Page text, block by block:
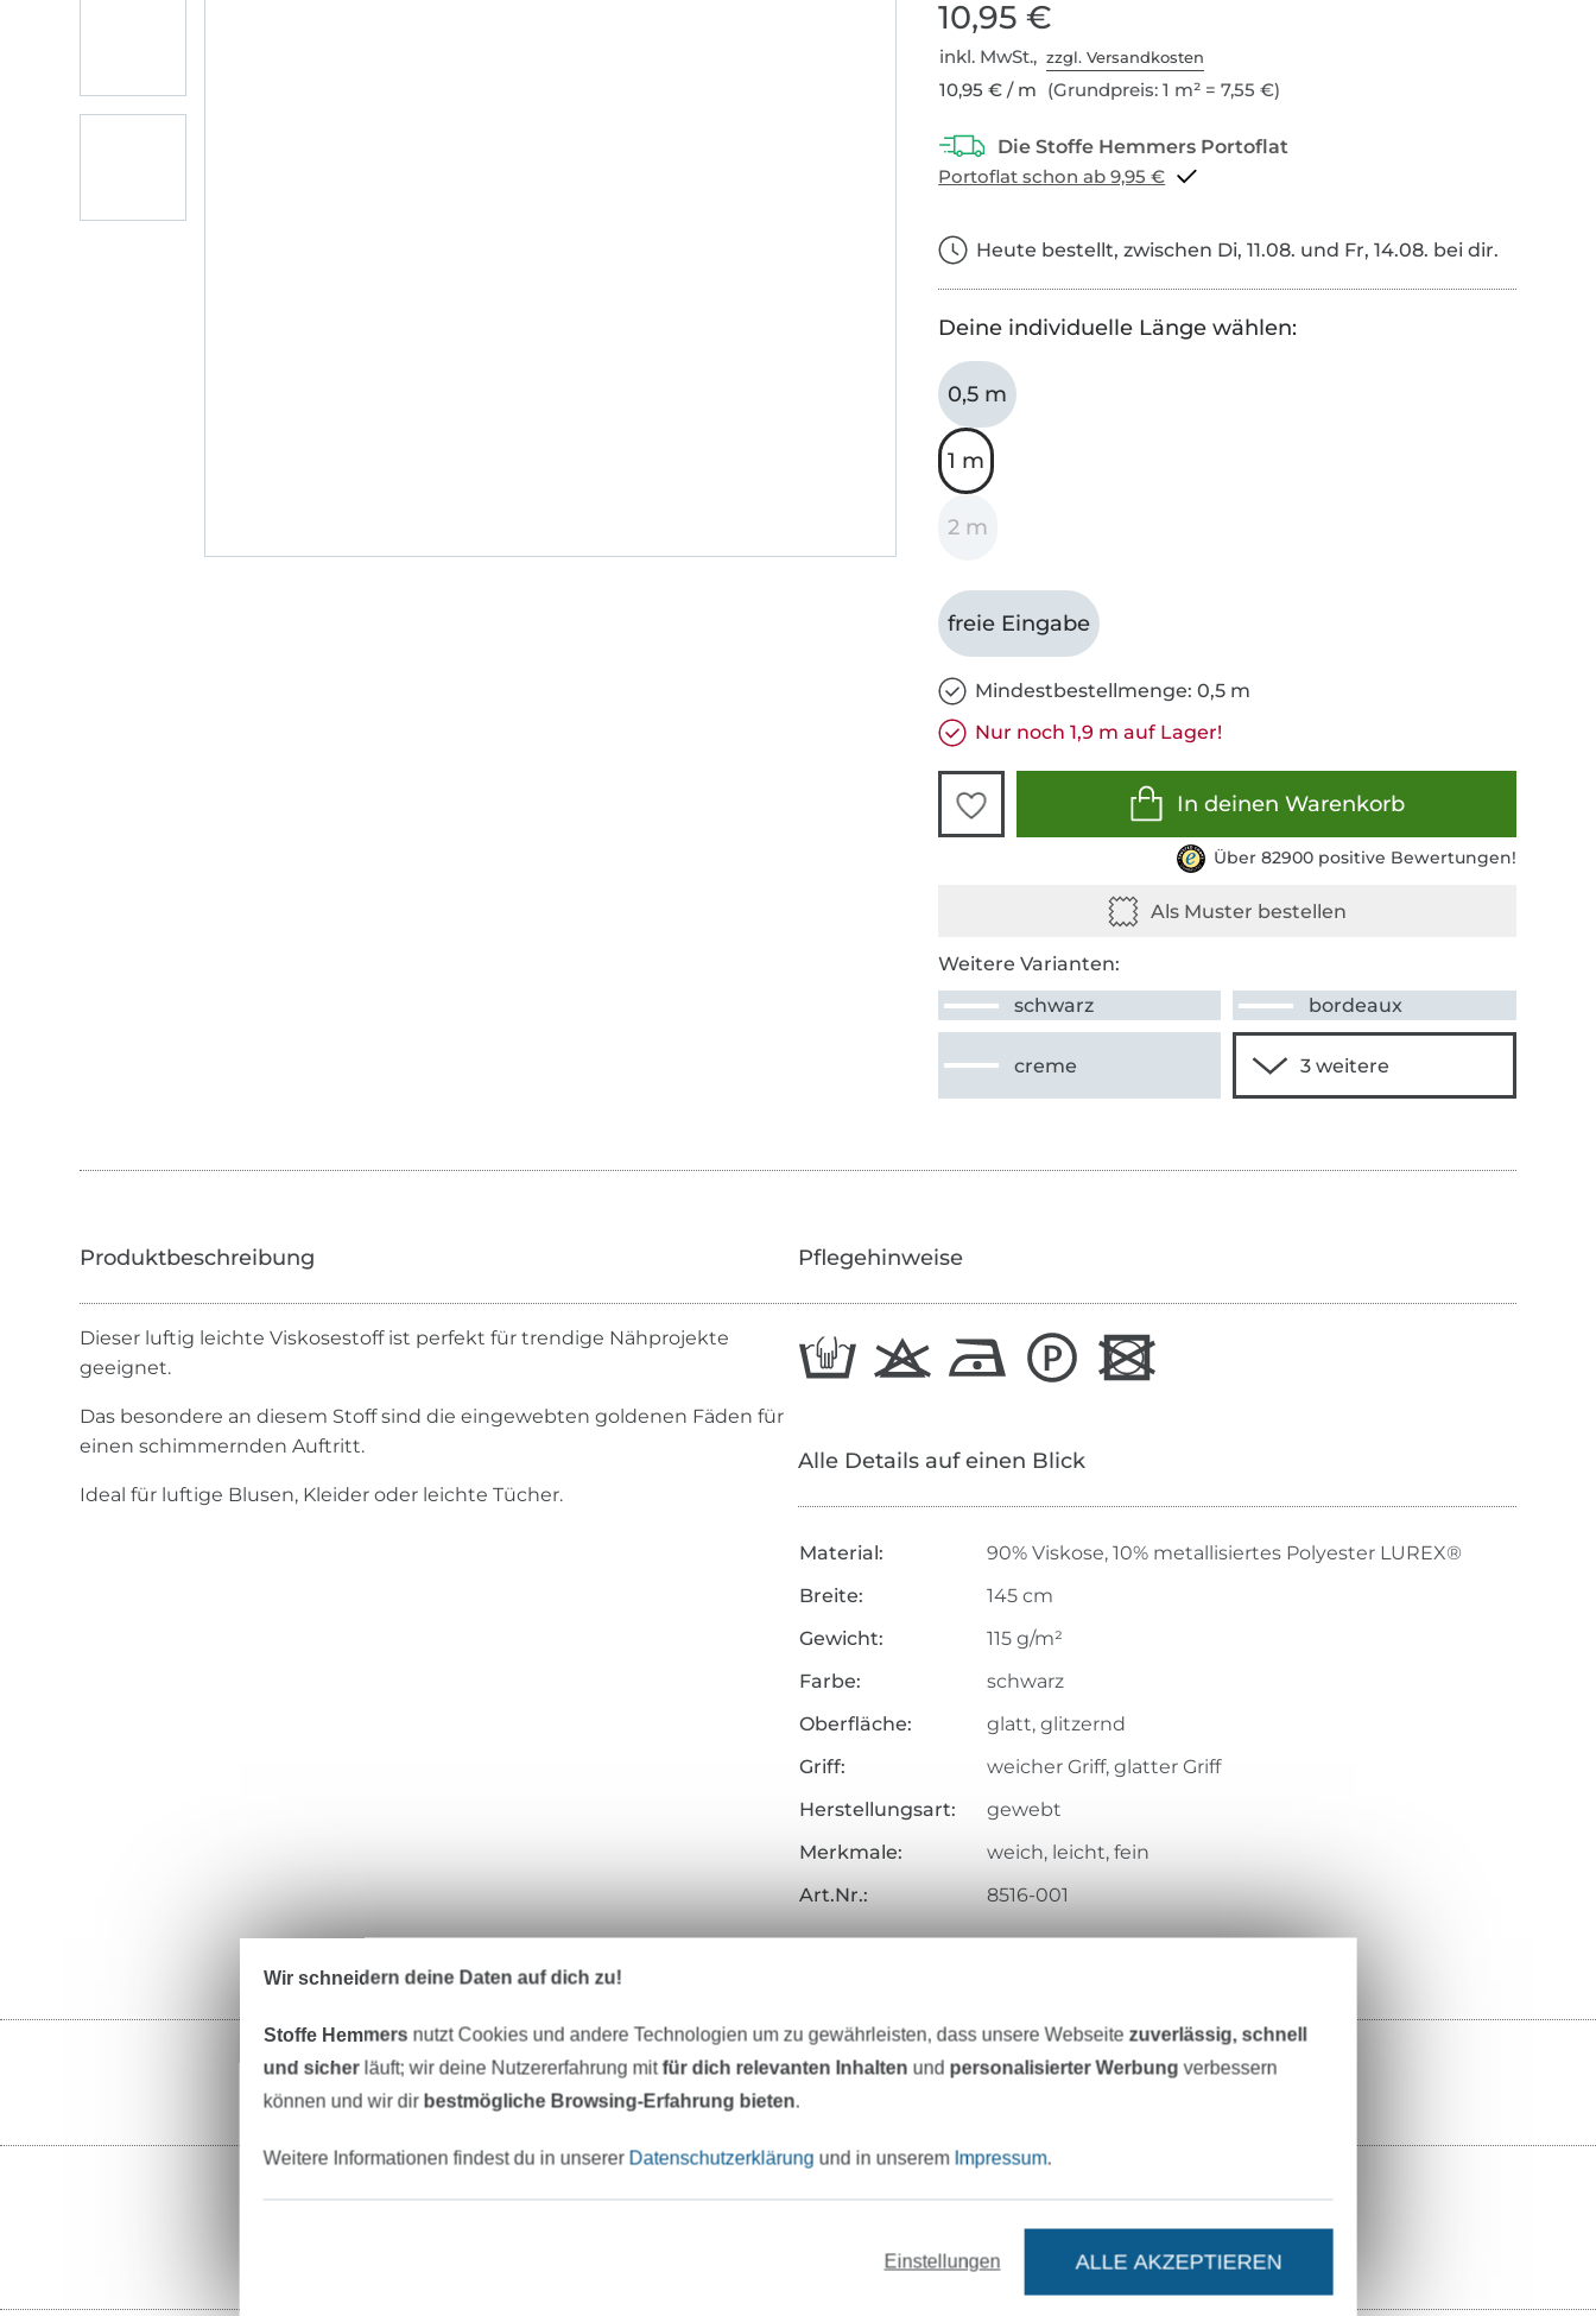
10,95 €
inkl. MwSt.,zzgl. Versandkosten
10,95 € / m (Grundpreis: 1 m² = 7,55 €)
Portoflat schon ab 9,95 €
Heute bestellt, zwischen Di, 11.08. und Fr, 14.08. bei dir.
Deine individuelle Länge wählen:
0,5 m
1 m
2 m
freie Eingabe
Mindestbestellmenge: 0,5 m
Nur noch 1,9 m auf Lager!
In deinen Warenkorb
Über 82900 positive Bewertungen!
Weitere Varianten:
schwarz
bordeaux
creme
Dieser luftig leichte Viskosestoff ist perfekt für trendige Nähprojekte
geeignet.
Das besondere an diesem Stoff sind die eingewebten goldenen Fäden für
einen schimmernden Auftritt.
Ideal für luftige Blusen, Kleider oder leichte Tücher.
Pflegehinweise
Alle Details auf einen Blick
Material:
90% Viskose, 10% metallisiertes Polyester LUREX®
Breite:
145 cm
Gewicht:
115 g/m²
Farbe:
schwarz
Oberfläche:
glatt, glitzernd
Griff:
weicher Griff, glatter Griff
Herstellungsart:
gewebt
Merkmale:
weich, leicht, fein
Art.Nr.:
8516-001
Unser Tipp: Das passt dazu
Nähzubehör Schnittmuster
Wir schneidern deine Daten auf dich zu!
Stoffe Hemmers nutzt Cookies und andere Technologien um zu gewährleisten, dass unsere Webseitezuverlässig, schnell
und sicherläuft; wir deine Nutzererfahrung mitfür dich relevanten Inhalten und personalisierter Werbung verbessern
können und wir dir bestmögliche Browsing-Erfahrung bieten.
Weitere Informationen findest du in unserer Datenschutzerklärung und in unserem Impressum.
Einstellungen ALLE AKZEPTIEREN